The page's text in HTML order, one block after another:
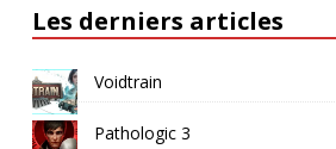
Les derniers articles
Voidtrain
Pathologic 3